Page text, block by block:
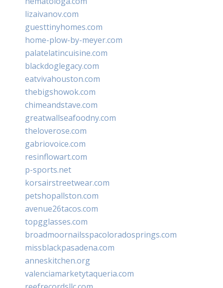
lizaivanov.com
guesttinyhomes.com
home-plow-by-meyer.com
palatelatincuisine.com
blackdoglegacy.com
eatvivahouston.com
thebigshowok.com
chimeandstave.com
greatwallseafoodny.com
theloverose.com
gabriovoice.com
resinflowart.com
p-sports.net
korsairstreetwear.com
petshopallston.com
avenue26tacos.com
topgglasses.com
broadmoornailsspacoloradosprings.com
missblackpasadena.com
anneskitchen.org
valenciamarketytaqueria.com